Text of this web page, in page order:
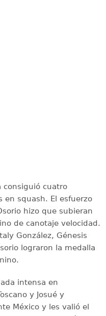
consiguió cuatro
en squash. El esfuerzo
hizo que subieran
de canotaje velocidad.
González, Génesis
lograron la medalla
intensa en
y Josué y
México y les valió el